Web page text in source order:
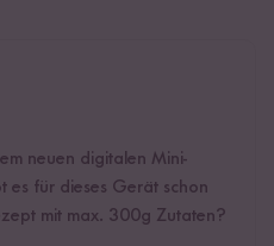
neuen digitalen Mini-
es für dieses Gerät schon
mit max. 300g Zutaten?